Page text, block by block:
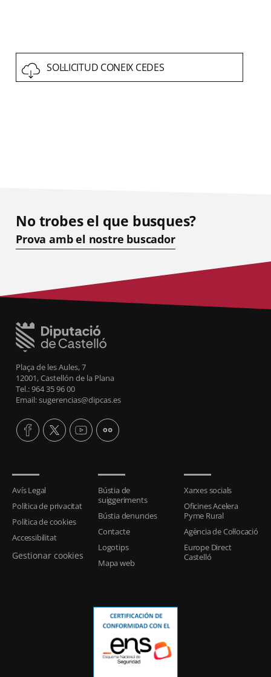
SOL·LICITUD CONEIX CEDES
No trobes el que busques?
Prova amb el nostre buscador
Plaça de les Aules, 7
12001, Castellón de la Plana
Tel.: 964 35 96 00
Email: sugerencias@dipcas.es
Avís Legal
Política de privacitat
Política de cookies
Accessibilitat
Gestionar cookies
Bústia de
suiggeriments
Bústia denuncies
Contacte
Logotips
Mapa web
Xarxes socials
Oficines Acelera
Pyme Rural
Agència de Col·locació
Europe Direct
Castelló